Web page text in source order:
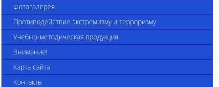
Фотогалерея
Противодействие экстремизму и терроризму
Учебно-методическая продукция
Внимание!
Карта сайта
Контакты